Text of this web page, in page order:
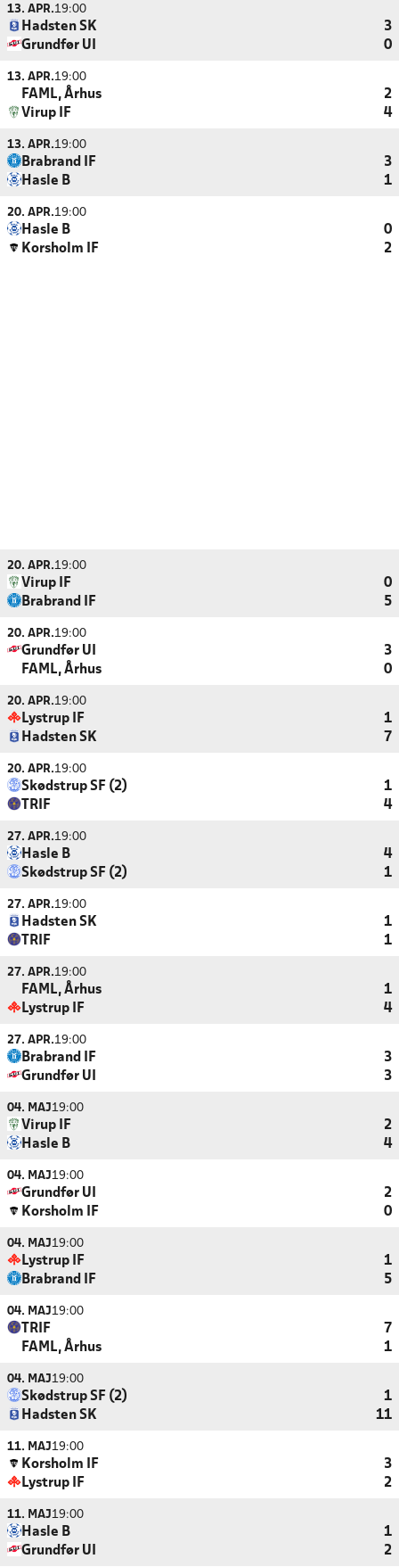
13. APR.19:00
Hadsten SK
3
Grundfør UI
0
13. APR.19:00
FAML, Århus
2
Virup IF
4
13. APR.19:00
Brabrand IF
3
Hasle B
1
20. APR.19:00
Hasle B
0
Korsholm IF
2
20. APR.19:00
Virup IF
0
Brabrand IF
5
20. APR.19:00
Grundfør UI
3
FAML, Århus
0
20. APR.19:00
Lystrup IF
1
Hadsten SK
7
20. APR.19:00
Skødstrup SF (2)
1
TRIF
4
27. APR.19:00
Hasle B
4
Skødstrup SF (2)
1
27. APR.19:00
Hadsten SK
1
TRIF
1
27. APR.19:00
FAML, Århus
1
Lystrup IF
4
27. APR.19:00
Brabrand IF
3
Grundfør UI
3
04. MAJ19:00
Virup IF
2
Hasle B
4
04. MAJ19:00
Grundfør UI
2
Korsholm IF
0
04. MAJ19:00
Lystrup IF
1
Brabrand IF
5
04. MAJ19:00
TRIF
7
FAML, Århus
1
04. MAJ19:00
Skødstrup SF (2)
1
Hadsten SK
11
11. MAJ19:00
Korsholm IF
3
Lystrup IF
2
11. MAJ19:00
Hasle B
1
Grundfør UI
2